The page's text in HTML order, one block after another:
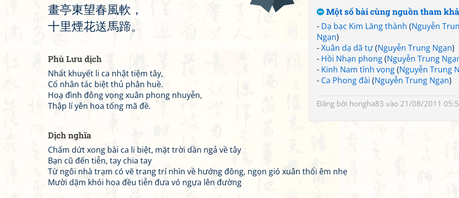
Một số bài cùng nguồn tham
- Dạ bạc Kim Lăng thành (Nguyễn
Ngạn)
-Xuân dạ dã tự(Nguyễn Trung Ngạn)
- Hồi Nhạn phong(Nguyễn Trung
- Kinh Nam tình vọng(Nguyễn Trung
- Ca Phong đài (Nguyễn Trung Ngạn)
Đăng bởi hongha83 vào 21/08/2011
畫亭東望春風軟 ，
十里煙花送馬蹄。
Phù Lưu dịch
Nhất khuyết li ca nhật tiệm tây,
Cố nhân tác biệt thủ phân huề.
Hoạ đình đông vọng xuân phong nhuyễn,
Thập lí yên hoa tống mã đề.
Dịch nghĩa
Chấm dứt xong bài ca li biệt, mặt trời dần ngả về tây
Bạn cũ đến tiễn, tay chia tay
Từ ngôi nhà trạm có vẽ trang trí nhìn về hướng đông, ngọn gió xuân thổi êm nhẹ
Mười dặm khói hoa đều tiễn đưa vó ngựa lên đường